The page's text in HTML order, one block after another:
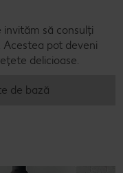
să consulți
pot deveni
delicioase.
de bază